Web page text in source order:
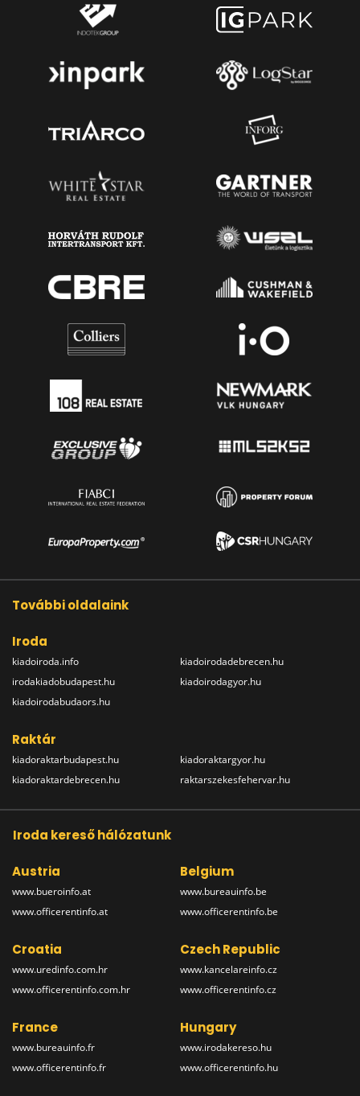
További oldalaink
Iroda
kiadoiroda.info
irodakiadobudapest.hu
kiadoirodabudaors.hu
kiadoirodadebrecen.hu
kiadoirodagyor.hu
Raktár
kiadoraktarbudapest.hu
kiadoraktardebrecen.hu
kiadoraktargyor.hu
raktarszekesfehervar.hu
Iroda kereső hálózatunk
Austria
www.bueroinfo.at
www.officerentinfo.at
Belgium
www.bureauinfo.be
www.officerentinfo.be
Croatia
www.uredinfo.com.hr
www.officerentinfo.com.hr
Czech Republic
www.kancelareinfo.cz
www.officerentinfo.cz
France
www.bureauinfo.fr
www.officerentinfo.fr
Hungary
www.irodakereso.hu
www.officerentinfo.hu